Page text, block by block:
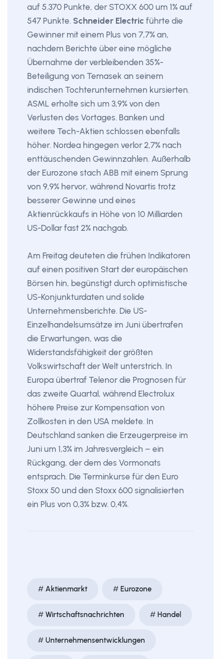
auf 5.370 Punkte, der STOXX 600 um 1% auf
547 Punkte. Schneider Electric führte die
Gewinner mit einem Plus von 7,7% an,
nachdem Berichte über eine mögliche
Übernahme der verbleibenden 35%-
Beteiligung von Temasek an seinem
indischen Tochterunternehmen kursierten.
ASML erholte sich um 3,9% von den
Verlusten des Vortages. Banken und
weitere Tech-Aktien schlossen ebenfalls
höher. Nordea hingegen verlor 2,7% nach
enttäuschenden Gewinnzahlen. Außerhalb
der Eurozone stach ABB mit einem Sprung
von 9,9% hervor, während Novartis trotz
besserer Gewinne und eines
Aktienrückkaufs in Höhe von 10 Milliarden
US-Dollar fast 2% nachgab.
Am Freitag deuteten die frühen Indikatoren
auf einen positiven Start der europäischen
Börsen hin, begünstigt durch optimistische
US-Konjunkturdaten und solide
Unternehmensberichte. Die US-
Einzelhandelsumsätze im Juni übertrafen
die Erwartungen, was die
Widerstandsfähigkeit der größten
Volkswirtschaft der Welt unterstrich. In
Europa übertraf Telenor die Prognosen für
das zweite Quartal, während Electrolux
höhere Preise zur Kompensation von
Zollkosten in den USA meldete. In
Deutschland sanken die Erzeugerpreise im
Juni um 1,3% im Jahresvergleich – ein
Rückgang, der dem des Vormonats
entsprach. Die Terminkurse für den Euro
Stoxx 50 und den Stoxx 600 signalisierten
ein Plus von 0,3% bzw. 0,4%.
Aktienmarkt Eurozone
Wirtschaftsnachrichten Handel
Unternehmensentwicklungen